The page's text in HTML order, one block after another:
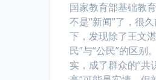
国家教育部基础教
不是“新闻”了，很
下，发现除了王文
民”与“公民”的区别
实，成了群众的“共